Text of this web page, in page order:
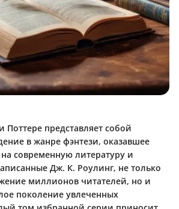
Поттере представляет собой
в жанре фэнтези, оказавшее
современную литературу и
Дж. К. Роулинг, не только
миллионов читателей, но и
поколение увлеченных